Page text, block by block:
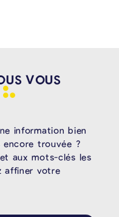
VOUS
information bien
encore trouvée ?
aux mots-clés les
affiner votre